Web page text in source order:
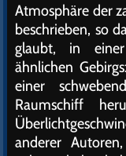
Atmosphäre der
beschrieben, so
glaubt, in einer
ähnlichen
einer
Raumschiff
anderer